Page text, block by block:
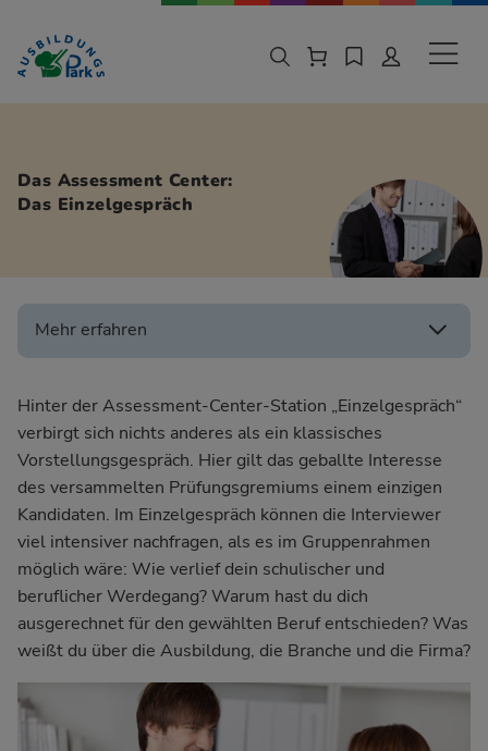
Zur Navigation springen
Zu den Hauptinhalten springen
Das Assessment Center:
Das Einzelgespräch
Hinter der Assessment-Center-Station „Einzelgespräch“
verbirgt sich nichts anderes als ein klassisches
Vorstellungsgespräch. Hier gilt das geballte Interesse
des versammelten Prüfungsgremiums einem einzigen
Kandidaten. Im Einzelgespräch können die Interviewer
viel intensiver nachfragen, als es im Gruppenrahmen
möglich wäre: Wie verlief dein schulischer und
beruflicher Werdegang? Warum hast du dich
ausgerechnet für den gewählten Beruf entschieden? Was
weißt du über die Ausbildung, die Branche und die Firma?
Mehr erfahren